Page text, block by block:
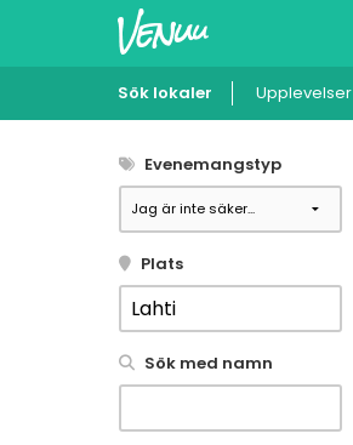
Sök lokaler Upplevelser
Evenemangstyp
Plats
Sök med namn